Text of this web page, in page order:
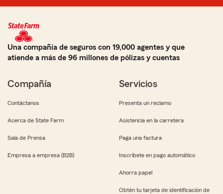
Una compañía de seguros con 19,000 agentes y que
atiende a más de 96 millones de pólizas y cuentas
Compañía
Contáctanos
Acerca de State Farm
Sala de Prensa
Empresa a empresa (B2B)
Servicios
Presenta un reclamo
Asistencia en la carretera
Paga una factura
Inscríbete en pago automático
Ahorra papel
Obtén tu tarjeta de identificación de